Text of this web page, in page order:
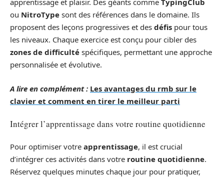
apprentissage et plaisir. Des géants comme TypingClub
ou NitroType sont des références dans le domaine. Ils
proposent des leçons progressives et des défis pour tous
les niveaux. Chaque exercice est conçu pour cibler des
zones de difficulté spécifiques, permettant une approche
personnalisée et évolutive.
A lire en complément : Les avantages du rmb sur le
clavier et comment en tirer le meilleur parti
Intégrer l’apprentissage dans votre routine quotidienne
Pour optimiser votre apprentissage, il est crucial
d’intégrer ces activités dans votre routine quotidienne.
Réservez quelques minutes chaque jour pour pratiquer,